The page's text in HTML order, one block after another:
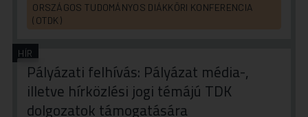
ORSZÁGOS TUDOMÁNYOS DIÁKKÖRI KONFERENCIA
(OTDK)
HÍR
Pályázati felhívás: Pályázat média-,
illetve hírközlési jogi témájú TDK
dolgozatok támogatására